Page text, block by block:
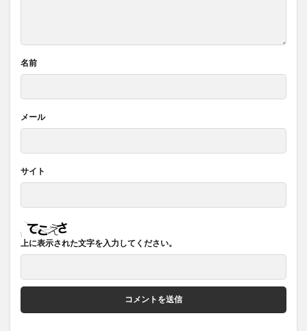
名前
メール
サイト
上に表示された文字を入力してください。